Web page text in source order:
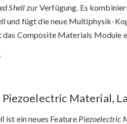
Shell zur Verfügung. Es
und fügt die neue Multiphysik-
das Composite Materials Module
Piezoelectric Material,
ist ein neues Feature Piezoelectric